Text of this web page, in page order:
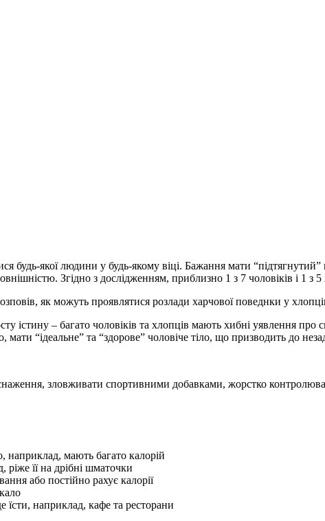
будь-якої людини у будь-якому віці. Бажання мати
Згідно з дослідженням, приблизно 1 з 7 чоловіків і 1
як можуть проявлятися розлади харчової поведнки у
істину – багато чоловіків та хлопців мають хибні уявлення про
мати “ідеальне” та “здорове” чоловіче тіло, що призводить до
зловживати спортивними добавками, жорстко
наприклад, мають багато калорій
її на дрібні шматочки
або постійно рахує калорії
їсти, наприклад, кафе та ресторани